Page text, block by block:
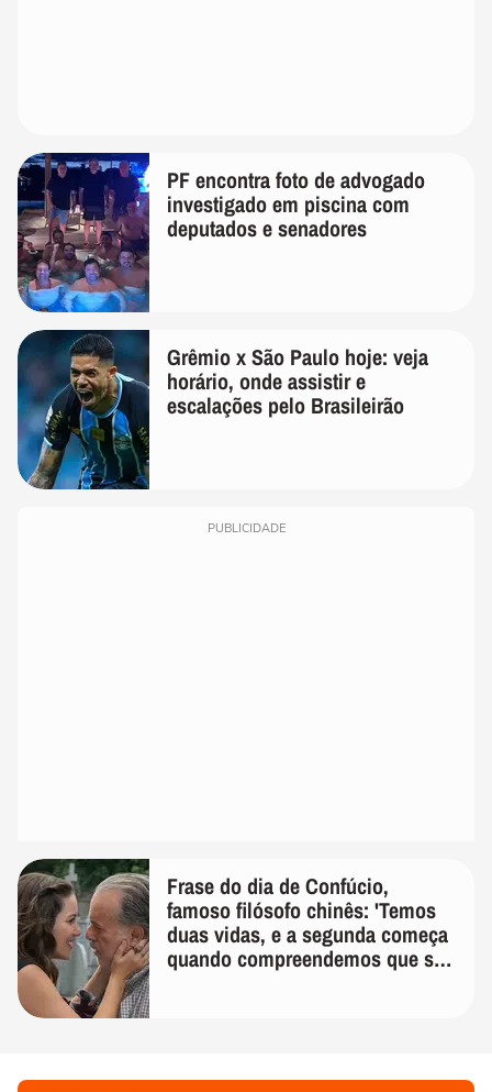
PF encontra foto de advogado
investigado em piscina com
deputados e senadores
Grêmio x São Paulo hoje: veja
horário, onde assistir e
escalações pelo Brasileirão
PUBLICIDADE
Frase do dia de Confúcio,
famoso filósofo chinês: 'Temos
duas vidas, e a segunda começa
quando compreendemos que só